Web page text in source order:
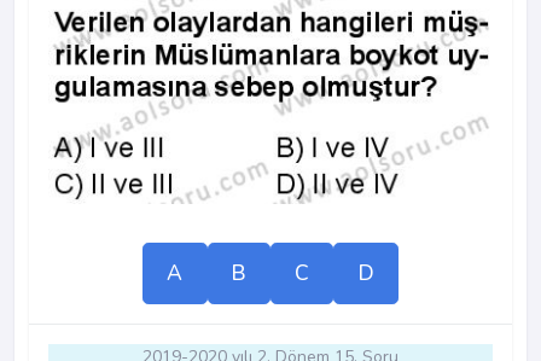
A B C D
2019-2020 yılı 2. Dönem 15. Soru